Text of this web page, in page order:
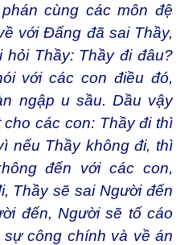
cùng các môn đệ
với Ðấng đã sai Thầy,
hỏi Thầy: Thầy đi đâu?
với các con điều đó,
ngập u sầu. Dầu vậy
các con: Thầy đi thì
nếu Thầy không đi, thì
đến với các con,
Thầy sẽ sai Người đến
đến, Người sẽ tố cáo
công chính và về án